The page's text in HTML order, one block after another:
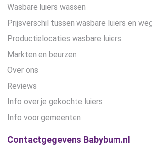
Wasbare luiers wassen
Prijsverschil tussen wasbare luiers en
Productielocaties wasbare luiers
Markten en beurzen
Over ons
Reviews
Info over je gekochte luiers
Info voor gemeenten
Contactgegevens Babybum.nl